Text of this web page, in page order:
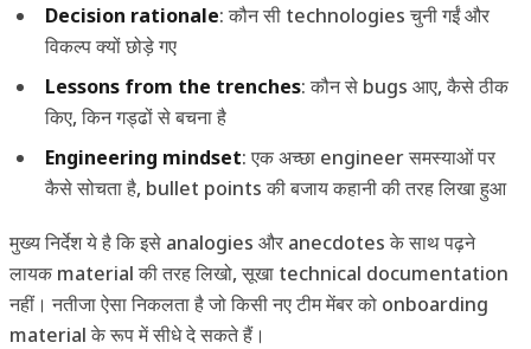
Decision rationale: कौन सी technologies चुनी गईं और
विकल्प क्यों छोड़े गए
Lessons from the trenches: कौन से bugs आए, कैसे ठीक
किए, किन गड्ढों से बचना है
Engineering mindset: एक अच्छा engineer समस्याओं पर
कैसे सोचता है, bullet points की बजाय कहानी की तरह लिखा हुआ
मुख्य निर्देश ये है कि इसे analogies और anecdotes के साथ पढ़ने
लायक material की तरह लिखो, सूखा technical documentation
नहीं। नतीजा ऐसा निकलता है जो किसी नए टीम मेंबर को onboarding
material के रूप में सीधे दे सकते हैं।